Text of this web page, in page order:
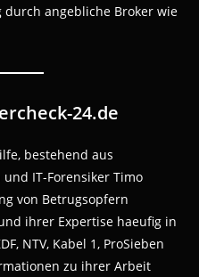
angebliche Broker wie
24.de
bestehend aus
IT-Forensiker Timo
von Betrugsopfern
ihrer Expertise haeufig in
NTV, Kabel 1, ProSieben
zu ihrer Arbeit